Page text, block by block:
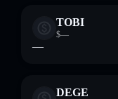
TOBI
$—
—
DEGE